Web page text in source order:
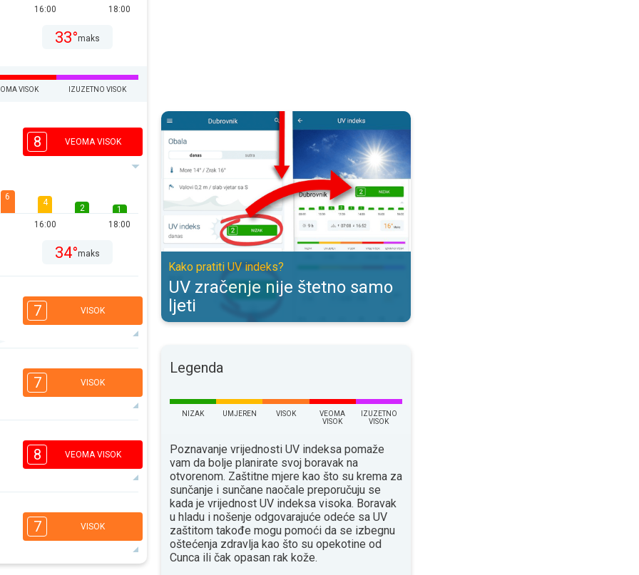
16:00
18:00
33°maks
VISOK IZUZETNO VISOK
8 VEOMA VISOK
6
4
16:00
2
1
18:00
34°maks
7 VISOK
2
16:00
34°maks
7 VISOK
2
16:00
32°maks
8 VEOMA VISOK
4
16:00
2
31°maks
7 VISOK
UV zračenje nije štetno samo ljeti. Kako pratiti UV indeks?. . .
Kako pratiti UV indeks?
UV zračenje nije štetno samo
ljeti
Legenda
NIZAK UMJEREN VISOK
VEOMA
VISOK
IZUZETNO
VISOK
Poznavanje vrijednosti UV indeksa pomaže
vam da bolje planirate svoj boravak na
otvorenom. Zaštitne mjere kao što su krema za
sunčanje i sunčane naočale preporučuju se
kada je vrijednost UV indeksa visoka. Boravak
u hladu i nošenje odgovarajuće odeće sa UV
zaštitom takođe mogu pomoći da se izbegnu
oštećenja zdravlja kao što su opekotine od
Сunca ili čak opasan rak kože.